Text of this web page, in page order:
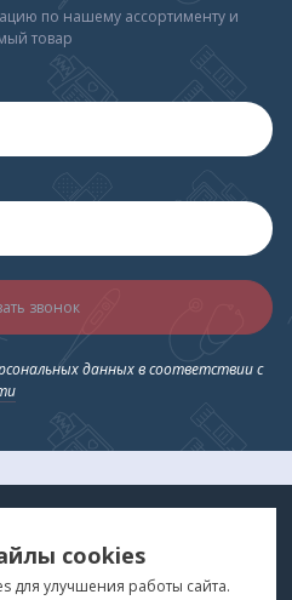
по нашему ассортименту и
товар
звонок
данных в соответствии с
cookies
для улучшения работы сайта.